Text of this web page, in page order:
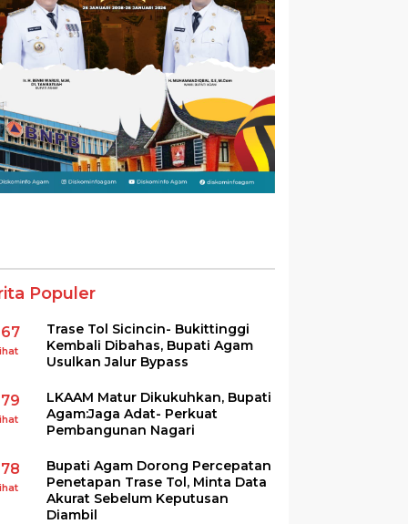
Populer
Trase Tol Sicincin- Bukittinggi
Kembali Dibahas, Bupati Agam
Usulkan Jalur Bypass
LKAAM Matur Dikukuhkan, Bupati
Agam:Jaga Adat- Perkuat
Pembangunan Nagari
Bupati Agam Dorong Percepatan
Penetapan Trase Tol, Minta Data
Akurat Sebelum Keputusan
Diambil